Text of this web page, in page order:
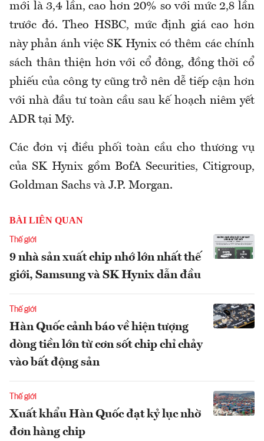
mới là 3,4 lần, cao hơn 20% so với mức 2,8 lần
trước đó. Theo HSBC, mức định giá cao hơn
này phản ánh việc SK Hynix có thêm các chính
sách thân thiện hơn với cổ đông, đồng thời cổ
phiếu của công ty cũng trở nên dễ tiếp cận hơn
với nhà đầu tư toàn cầu sau kế hoạch niêm yết
ADR tại Mỹ.
Các đơn vị điều phối toàn cầu cho thương vụ
của SK Hynix gồm BofA Securities, Citigroup,
Goldman Sachs và J.P. Morgan.
BÀI LIÊN QUAN
Thế giới
9 nhà sản xuất chip nhớ lớn nhất thế
giới, Samsung và SK Hynix dẫn đầu
Thế giới
Hàn Quốc cảnh báo về hiện tượng
dòng tiền lớn từ cơn sốt chip chỉ chảy
vào bất động sản
Thế giới
Xuất khẩu Hàn Quốc đạt kỷ lục nhờ
đơn hàng chip